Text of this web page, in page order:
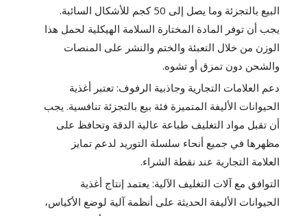
البيع بالتجزئة وما يصل إلى 50 كجم للأشكال السائبة.
يجب أن توفر المادة المختارة السلامة الهيكلية لحمل هذا
الوزن من خلال التعبئة والختم والنشر على المنصات
والشحن دون تمزق أو تشوه.
دعم العلامات التجارية وجاذبية الرفوف: تعتبر أغذية
الحيوانات الأليفة المتميزة فئة بيع بالتجزئة تنافسية. يجب
أن تقبل مواد التغليف طباعة عالية الدقة وتحافظ على
مظهرها في جميع أنحاء سلسلة التوريد لدعم تمايز
العلامة التجارية عند نقطة الشراء.
التوافق مع آلات التغليف الآلية: يعتمد إنتاج أغذية
الحيوانات الأليفة الحديثة على أنظمة آلية لوضع الأكياس،